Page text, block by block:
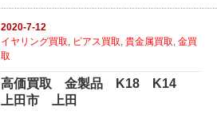
2020-7-12
イヤリング買取
ピアス買取 ,貴金属買取 ,金買
取
高価買取 金製品 K18 K14
上田市 上田